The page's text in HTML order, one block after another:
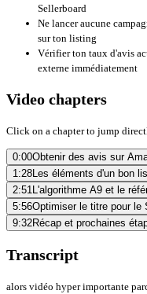
Sellerboard
Ne lancer aucune
sur ton listing
Vérifier ton taux d'avis
externe immédiatement
Video chapters
Click on a chapter to jump
0:00Obtenir des avis sur
1:28 Les éléments d'un bon
2:51
L'algorithme A9 et le
5:56Optimiser le titre pour le
9:32Récap et prochaines
Transcript
alors vidéo hyper importante parce qu'a fait stresser beaucoup de monde c'est comment est-ce que je fais pour avoir des avis tout simplement parce que si j'ai pas d'avis j'ai pas de vente mais si j'ai pas de vente si j'ai pas d'avis c'est un peu l'oeuf ou la poule qui arrivait en premier comment on fait pour désamorcer ça et comment on fait pour s'intégrer sachant que les avis sont dans le triptyque je l'ai répété à paquet de fois dans cette modules de formation le plus important pour votre conversion et pour votre vente alors comment on gère ça la première chose qu'on va voir c'est les choses à ne pas faire parce que décidément ça y va dans tous les sens autant sur Youtube que ce sont des formations payantes quoi que ce soit je vois des idées de partout à titre personnel je vous le dis franchement j'ai essayé de de contourner toutes les règles d'Amazon je peux très bien vous dire celle où vous allez vous faire choper et celle où vous allez pas vous faire choper et au final la meilleure astuce je vais vous la donner à la fin alors vous pouvez trouver des groupes sur facebook d'échanges d'avis on est de vendeurs tu m'achètes ton je m'achète un produit tu me laisses à la vie je fais pareil bon l'algo comprend très bien que c'est un échange ils vont vous choper il y a une action juste ici avec Facebook ils ont trop ils ont défoncé les groupes ils ont défoncé les modérateurs et ils ont réussi même à trouver les profils Amazon vendeur des gars qui étaient sur ces groupes et à annuler les avis de ces mecs là donc vraiment c'est un délire proposer un avis contre une réduction ou un remboursement ou un produit gratuit alors il y avait des services qui proposaient ça notamment rembate aux États-Unis qui ne marche plus maintenant pareil rebate a été attaqué en justice par Amazon proposer un avis contre réduction donc vous pouvez vous pouvez proposer par exemple j'ai vu des formations où il proposait des freelances sur fivor sur commode de les détourner de leur fonction principale et qu'ils achetaient un produit et vous laissez un avis là honnêtement vous avez peu de chance de vous faire choper mais on le verra plus tard il y a un critère la concentration d'avis qui peut faire qu'Amazon comprend que vous pouvez vous faire avoir utilisez des entreprises ou des agents pareil sur Fiverr et tout vous pouvez trouver des gens c'est leur spécialité c'est des des faux testeurs et ils vendent leurs services pour pour laisser un avis vous allez payer cher maintenant il y a des meilleures astuces pour ça est-ce que vous avez des chances de vous faire choper là-dessus non mais encore une fois si vous avez trop d'amis d'un seul coup vous allez vous faire Pesquer alors le plus facile la famille et les amis là c'est pareil l'algo est en fait vachement malin c'est-à-dire qu'il peut reconnaître les adresses IP si vous êtes connecté sur votre silence central depuis leur réseau wifi par exemple il peut détecter que vous connaissez ces personnes si par exemple vous avez sous un même foyer vous avez trois personnes qui commandent votre produit Amazon vu qu'il détecte c'est la même adresse ne permettra qu'un seul avis donc il y a plein de choses comme ça qui fait que l'algo est très très fort et vous allez vous prendre des alertes si Amazon est sympa vous en prenez vous prenez un red flag en mode on en veut plus et la deuxième vous faites suspendre votre compte et pour le récupérer ça va être ça va être assez chiant ça vaut pas le coup de prendre autant de risques voilà vous voyez la tête d'Amazon par rapport aux avis c'est ça les avis d'Amazon sont quand même assez bien protégés alors certainement l'une de mes solutions préférées c'est le programme vine comment ça marche c'est un c'est accessible comme marque déposé donc je vous renvoie la vidéo sur Limpy les marques déposées d'où l'énorme importance pour y accéder tout simplement vous allez proposer votre produit à des testeurs certifiés par Amazon en échange d'avis donc alors ça a des frais tout simplement amazon a détecter les personnes qui aimaient naturellement laisser les avis on ne peut pas postuler au programme on peut pas rentrer dans le programme c'est uniquement sur invitation